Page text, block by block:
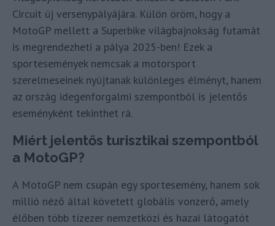
Circuit új versenypályájára. Külön öröm, hogy a
MotoGP mellett a Superbike világbajnokság futamát
is megrendezheti a pálya 2025-ben! Ezek a
sportesemények nemcsak a motorsport
szerelmeseinek nyújtanak különleges élményt, hanem
az ország idegenforgalmi szempontból is jelentős
eseményként tekinthet rá.
Miért jelentős turisztikai szempontból
a MotoGP?
A MotoGP nem csupán egy sportesemény, hanem sok
millió néző által követett globális vonzerő, amely
élőben több tízezer nemzetközi és hazai látogatót